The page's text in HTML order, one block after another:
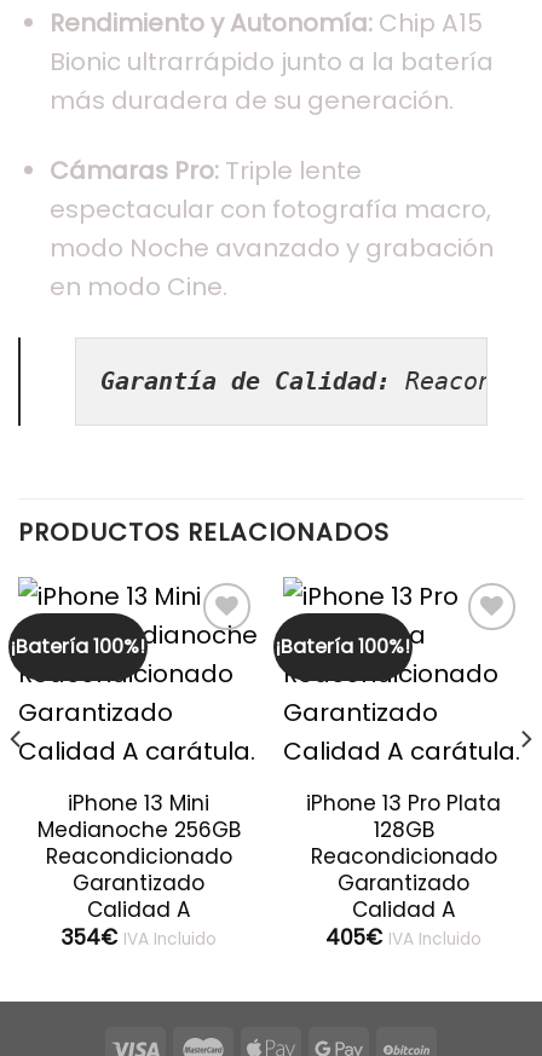
Rendimiento y Autonomía: Chip A15
Bionic ultrarrápido junto a la batería
más duradera de su generación.
Cámaras Pro: Triple lente
espectacular con fotografía macro,
modo Noche avanzado y grabación
en modo Cine.
Garantía de Calidad:
PRODUCTOS RELACIONADOS
¡Batería 100%!
iPhone 13 Mini
Medianoche 256GB
Reacondicionado
Garantizado
Calidad A
354€ IVA Incluido
¡Batería 100%!
iPhone 13 Pro Plata
128GB
Reacondicionado
Garantizado
Calidad A
405€ IVA Incluido